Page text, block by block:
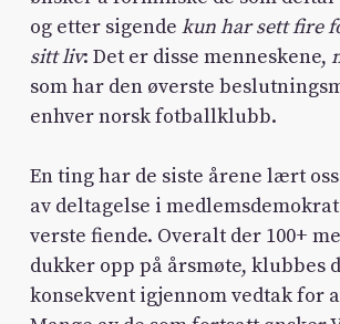
og etter sigende kun har sett fire
sitt liv: Det er disse menneskene,
som har den øverste
enhver norsk fotballklubb.
En ting har de siste årene lært
av deltagelse i
verste fiende. Overalt der 100+
dukker opp på årsmøte, klubbes
konsekvent igjennom vedtak for